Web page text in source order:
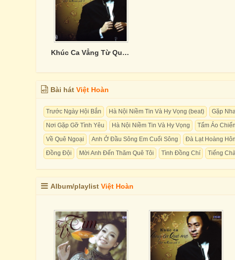
Khúc Ca Vẳng Từ Quê Mẹ
Bài hát Việt Hoàn
Trước Ngày Hội Bắn Hà Nội Niềm Tin Và Hy Vọng (beat) Gặp
Nơi Gặp Gỡ Tình Yêu
Hà Nội Niềm Tin Và Hy Vọng Tấm Áo
Về Quê Ngoại
Anh Ở Đầu Sông Em Cuối Sông Đà Lạt Hoàng Hôn
Đồng Đội
Mời Anh Đến Thăm Quê Tôi Tình Đồng Chí Tiếng
Album/playlist Việt Hoàn